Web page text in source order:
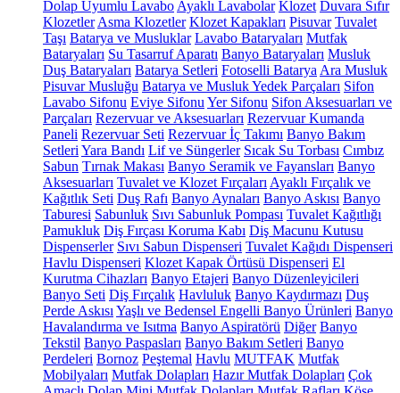
Dolap Uyumlu Lavabo Ayaklı Lavabolar Klozet Duvara Sıfır
Klozetler Asma Klozetler Klozet Kapakları Pisuvar Tuvalet
Taşı Batarya ve Musluklar Lavabo Bataryaları Mutfak
Bataryaları Su Tasarruf Aparatı Banyo Bataryaları Musluk
Duş Bataryaları Batarya Setleri Fotoselli Batarya Ara Musluk
Pisuvar Musluğu Batarya ve Musluk Yedek Parçaları Sifon
Lavabo Sifonu Eviye Sifonu Yer Sifonu Sifon Aksesuarları ve
Parçaları Rezervuar ve Aksesuarları Rezervuar Kumanda
Paneli Rezervuar Seti Rezervuar İç Takımı Banyo Bakım
Setleri Yara Bandı Lif ve Süngerler Sıcak Su Torbası Cımbız
Sabun Tırnak Makası Banyo Seramik ve Fayansları Banyo
Aksesuarları Tuvalet ve Klozet Fırçaları Ayaklı Fırçalık ve
Kağıtlık Seti Duş Rafı Banyo Aynaları Banyo Askısı Banyo
Taburesi Sabunluk Sıvı Sabunluk Pompası Tuvalet Kağıtlığı
Pamukluk Diş Fırçası Koruma Kabı Diş Macunu Kutusu
Dispenserler Sıvı Sabun Dispenseri Tuvalet Kağıdı Dispenseri
Havlu Dispenseri Klozet Kapak Örtüsü Dispenseri El
Kurutma Cihazları Banyo Etajeri Banyo Düzenleyicileri
Banyo Seti Diş Fırçalık Havluluk Banyo Kaydırmazı Duş
Perde Askısı Yaşlı ve Bedensel Engelli Banyo Ürünleri Banyo
Havalandırma ve Isıtma Banyo Aspiratörü Diğer Banyo
Tekstil Banyo Paspasları Banyo Bakım Setleri Banyo
Perdeleri Bornoz Peştemal Havlu MUTFAK Mutfak
Mobilyaları Mutfak Dolapları Hazır Mutfak Dolapları Çok